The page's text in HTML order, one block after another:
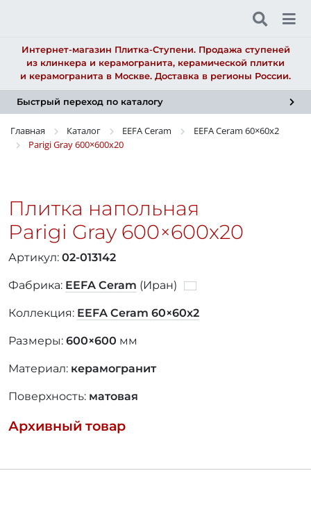
Интернет-магазин Плитка-Ступени. Продажа ступеней
из клинкера и керамогранита, керамической плитки
и керамогранита в Москве. Доставка в регионы России.
Быстрый переход по каталогу
Главная Каталог EEFA Ceram EEFA Ceram 60×60x2
Parigi Gray600×600x20
Плитка напольная
Parigi Gray 600×600x20
Артикул: 02-013142
Фабрика: EEFA Ceram (Иран)
Коллекция: EEFA Ceram 60×60x2
Размеры: 600×600 мм
Материал: керамогранит
Поверхность: матовая
Архивный товар